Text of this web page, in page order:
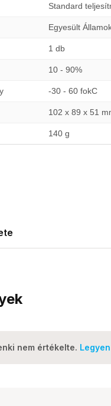
Standard
Egyesült
1 db
10 - 90%
-30 - 60 fokC
102 x 89 x 51
140 g
nem értékelte.